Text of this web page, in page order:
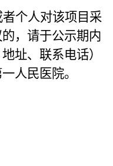
个人对该项目采
，请于公示期内
址、联系电话）
人民医院。